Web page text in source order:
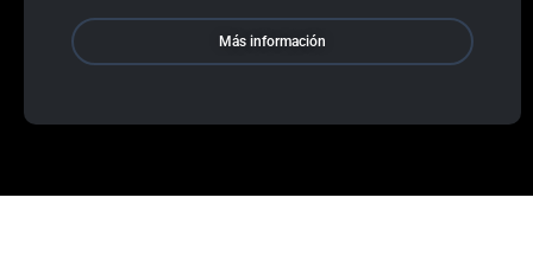
Más información